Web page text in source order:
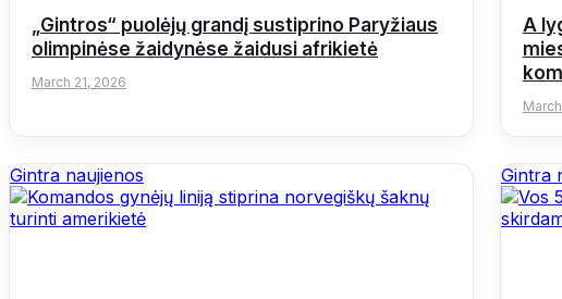
„Gintros“ puolėjų grandį sustiprino Paryžiaus
olimpinėse žaidynėse žaidusi afrikietė
March 21, 2026
A
Gintra naujienos Gintra